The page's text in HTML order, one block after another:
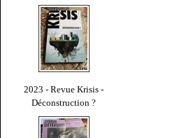
2023 - Revue Krisis -
Déconstruction ?